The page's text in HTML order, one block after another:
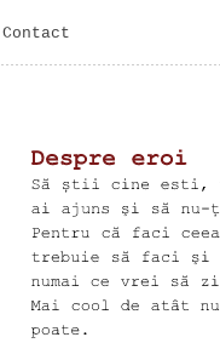
Contact